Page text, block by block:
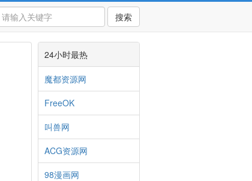
搜索
24小时最热
魔都资源网
FreeOK
叫兽网
ACG资源网
98漫画网